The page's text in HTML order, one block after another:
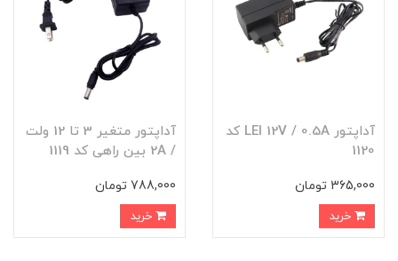
آداپتور LEI 12V / 0.5A کد
1120
365,000 تومان
آداپتور متغیر 3 تا 12 ولت
/ 2A بین راهی کد 1119
788,000 تومان